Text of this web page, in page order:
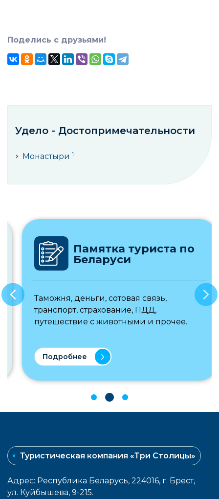
Поделись с друзьями!
Удело - Достопримечательности
Монастыри 1
Памятка туриста по
Беларуси
Таможня, деньги, сотовая связь,
транспорт, страхование, ПДД,
путешествие с животными и прочее.
Подробнее
Туристическая компания «Три Столицы»
Адрес: Республика Беларусь, 224016, г. Брест,
ул. Куйбышева, 9-215.